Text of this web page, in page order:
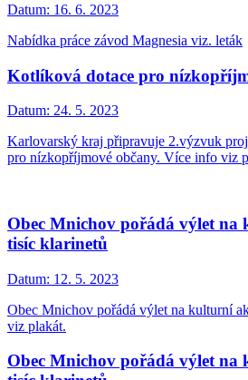
Datum: 16. 6. 2023
Nabídka práce závod Magnesia viz. leták
Kotlíková dotace pro
Datum: 24. 5. 2023
Karlovarský kraj připravuje 2.výzvuk
pro nízkopříjmové občany. Více info viz
Obec Mnichov pořádá výlet
tisíc klarinetů
Datum: 12. 5. 2023
Obec Mnichov pořádá výlet na kulturní
viz plakát.
Obec Mnichov pořádá výlet